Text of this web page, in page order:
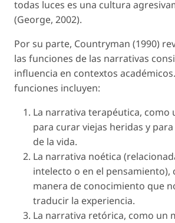
todas luces es una cultura
(George, 2002).
Por su parte, Countryman (1990)
las funciones de las narrativas
influencia en contextos
funciones incluyen:
La narrativa terapéutica,
para curar viejas heridas y
de la vida.
La narrativa noética
intelecto o en el pensamiento),
manera de conocimiento que
traducir la experiencia.
La narrativa retórica, como un